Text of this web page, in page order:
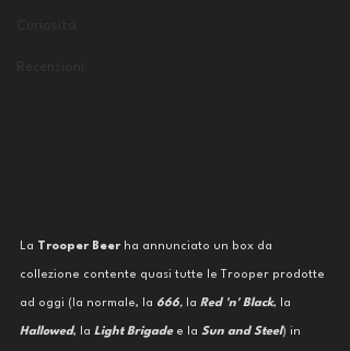
La Trooper Beer ha annunciato un box da
collezione contente quasi tutte le Trooper prodotte
ad oggi (la normale, la 666, la Red 'n' Black, la
Hallowed, la Light Brigade e la Sun and Steel) in